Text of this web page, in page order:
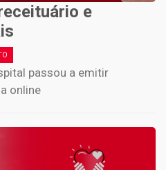
e
passou a emitir
online